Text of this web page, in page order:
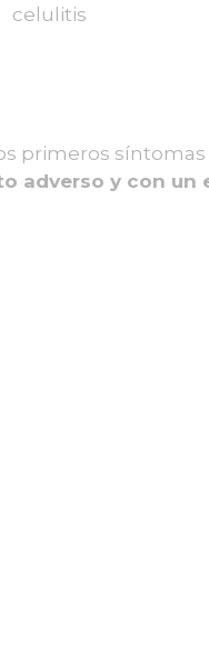
celulitis
primeros síntomas
adverso y con un